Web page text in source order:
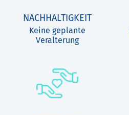
NACHHALTIGKEIT
Keine geplante
Veralterung